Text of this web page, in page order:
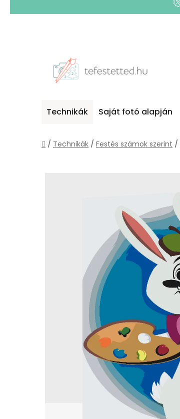
Technikák Saját fotó alapján
Kezdőlap
/ Technikák / Festés számok szerint /